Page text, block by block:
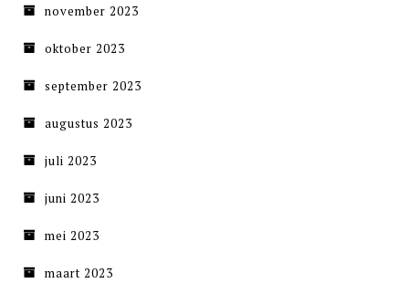
november 2023
oktober 2023
september 2023
augustus 2023
juli 2023
juni 2023
mei 2023
maart 2023